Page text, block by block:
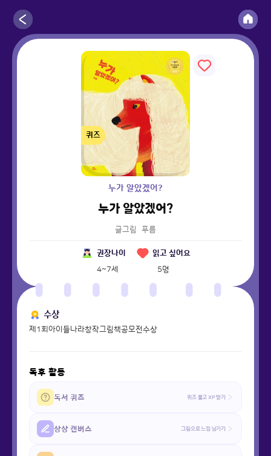
퀴즈
누가 알았겠어?
누가 알았겠어?
글그림 푸름
권장나이
4~7세
읽고 싶어요
5명
수상
제1회아이들나라창작그림책공모전수상
독후 활동
독서 퀴즈 퀴즈 풀고 XP 받기
상상 캔버스 그림으로 느낌 남기기